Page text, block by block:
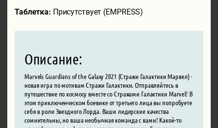
Таблетка: Присутствует (EMPRESS)
Описание:
Marvels Guardians of the Galaxy 2021 (Стражи Галактики Марвел) -
новая игра по мотивам Стражи Галактики. Отправляйтесь в
путешествие по космосу вместе со Стражами Галактики Marvel! В
этом приключенческом боевике от третьего лица вы попробуете
себя в роли Звездного Лорда. Ваши лидерские качества
сомнительны, но ваша необычная команда с вами! Какой-то